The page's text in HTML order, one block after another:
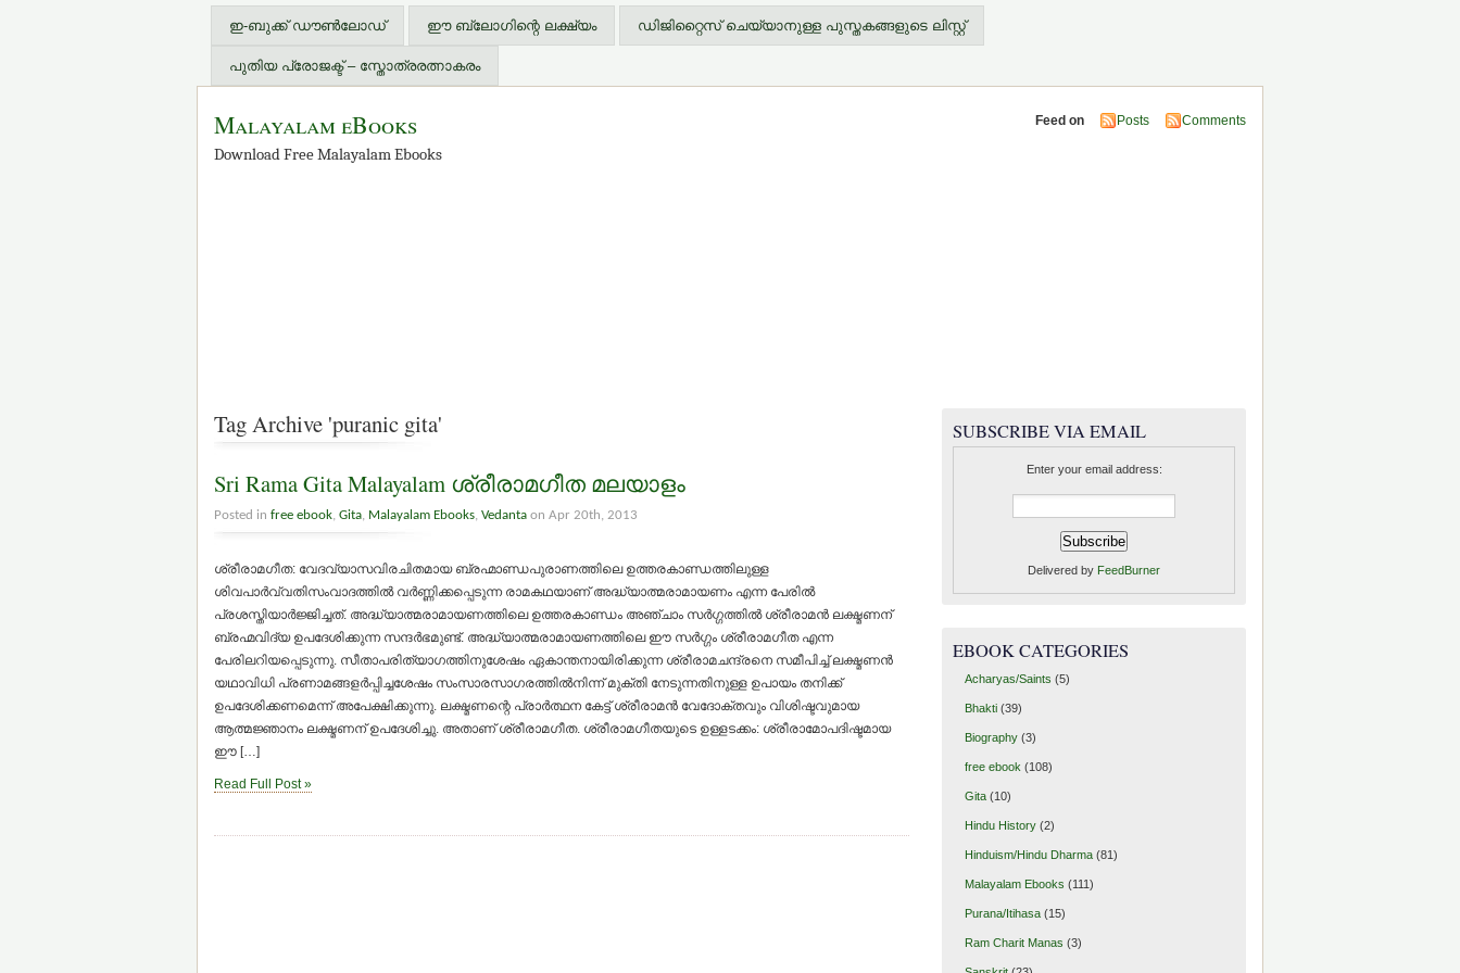
ഇ-ബുക്ക് ഡൗണ്‍ലോഡ് ഈ ബ്ലോഗിന്റെ ലക്ഷ്യം ഡിജിറ്റൈസ് ചെയ്യാനുള്ള പുസ്തകങ്ങളുടെ ലിസ്റ്റ്
പുതിയ പ്രോജക്ട് – സ്തോത്രരത്നാകരം
Malayalam eBooks
Download Free Malayalam Ebooks
Feed on Posts Comments
Tag Archive 'puranic gita'
Sri Rama Gita Malayalam ശ്രീരാമഗീത മലയാളം
Posted in free ebook, Gita, Malayalam Ebooks, Vedanta on Apr 20th, 2013
ശ്രീരാമഗീത: വേദവ്യാസവിരചിതമായ ബ്രഹ്മാണ്ഡപുരാണത്തിലെ ഉത്തരകാണ്ഡത്തിലുള്ള
ശിവപാര്‍വ്വതിസംവാദത്തില്‍ വര്‍ണ്ണിക്കപ്പെടുന്ന രാമകഥയാണ് അദ്ധ്യാത്മരാമായണം എന്ന പേരില്‍
പ്രശസ്തിയാര്‍ജ്ജിച്ചത്. അദ്ധ്യാത്മരാമായണത്തിലെ ഉത്തരകാണ്ഡം അഞ്ചാം സര്‍ഗ്ഗത്തില്‍ ശ്രീരാമന്‍ ലക്ഷ്മണന്
ബ്രഹ്മവിദ്യ ഉപദേശിക്കുന്ന സന്ദര്‍ഭമുണ്ട്. അദ്ധ്യാത്മരാമായണത്തിലെ ഈ സര്‍ഗ്ഗം ശ്രീരാമഗീത എന്ന
പേരിലറിയപ്പെടുന്നു. സീതാപരിത്യാഗത്തിനുശേഷം ഏകാന്തനായിരിക്കുന്ന ശ്രീരാമചന്ദ്രനെ സമീപിച്ച് ലക്ഷ്മണന്‍
യഥാവിധി പ്രണാമങ്ങളര്‍പ്പിച്ചശേഷം സംസാരസാഗരത്തില്‍നിന്ന് മുക്തി നേടുന്നതിനുള്ള ഉപായം തനിക്ക്
ഉപദേശിക്കണമെന്ന് അപേക്ഷിക്കുന്നു. ലക്ഷ്മണന്റെ പ്രാര്‍ത്ഥന കേട്ട് ശ്രീരാമന്‍ വേദോക്തവും വിശിഷ്ടവുമായ
ആത്മജ്ഞാനം ലക്ഷ്മണന് ഉപദേശിച്ചു. അതാണ് ശ്രീരാമഗീത. ശ്രീരാമഗീതയുടെ ഉള്ളടക്കം: ശ്രീരാമോപദിഷ്ടമായ
ഈ […]
Read Full Post »
SUBSCRIBE VIA EMAIL
Enter your email address:
Delivered by FeedBurner
EBOOK CATEGORIES
Acharyas/Saints (5)
Bhakti(39)
Biography(3)
free ebook (108)
Gita(10)
Hindu History(2)
Hinduism/Hindu Dharma(81)
Malayalam Ebooks (111)
Purana/Itihasa(15)
Ram Charit Manas (3)